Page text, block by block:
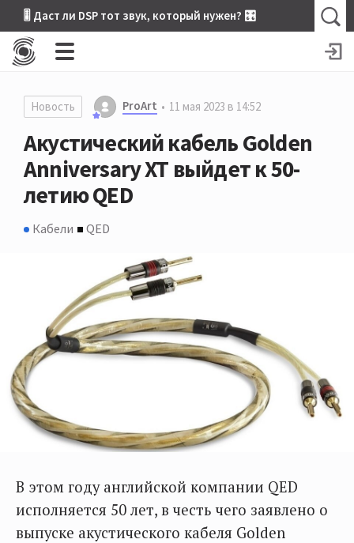
🎚 Даст ли DSP тот звук, который нужен? 🎛
Новость ProArt 11 мая 2023 в 14:52
Акустический кабель Golden
Anniversary XT выйдет к 50-
летию QED
Кабели QED
В этом году английской компании QED
исполняется 50 лет, в честь чего заявлено о
выпуске акустического кабеля Golden